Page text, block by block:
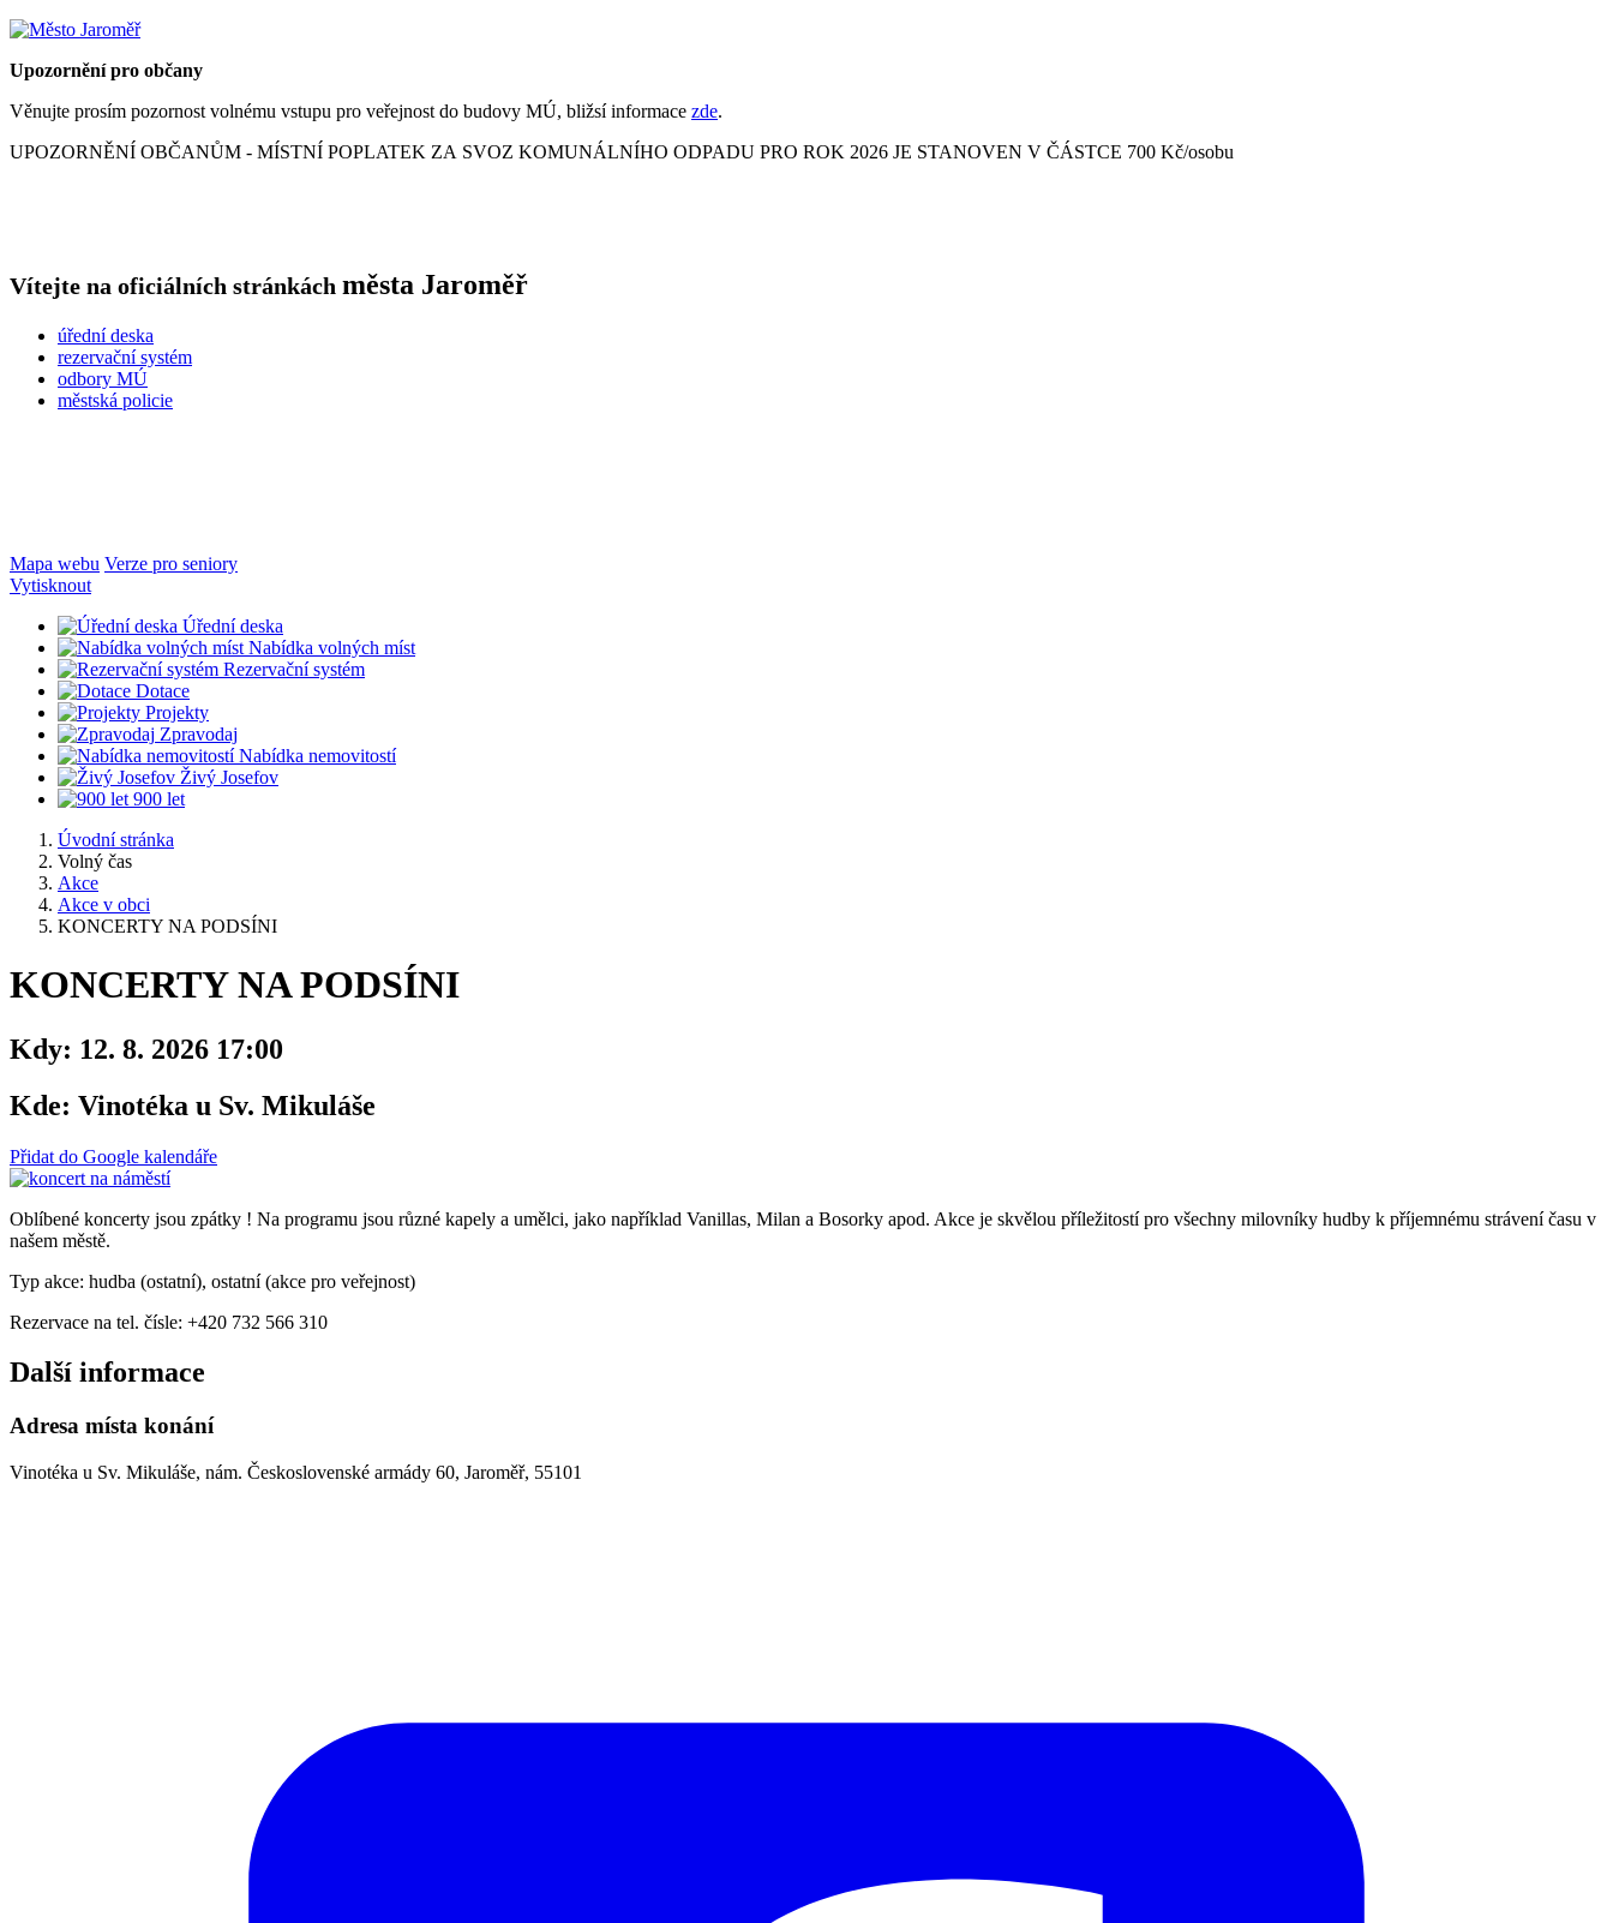
Upozornění pro občany
Věnujte prosím pozornost volnému vstupu pro veřejnost do budovy MÚ, bližsí informace zde.
UPOZORNĚNÍ OBČANŮM - MÍSTNÍ POPLATEK ZA SVOZ KOMUNÁLNÍHO ODPADU PRO ROK 2026 JE STANOVEN V ČÁSTCE 700 Kč/osobu
Vítejte na oficiálních stránkách města Jaroměř
úřední deska
rezervační systém
odbory MÚ
městská policie
Mapa webu Verze pro seniory
Vytisknout
Úřední deska
Nabídka volných míst
Rezervační systém
Dotace
Projekty
Zpravodaj
Nabídka nemovitostí
Živý Josefov
900 let
Úvodní stránka
Volný čas
Akce
Akce v obci
KONCERTY NA PODSÍNI
KONCERTY NA PODSÍNI
Kdy: 12. 8. 2026 17:00
Kde: Vinotéka u Sv. Mikuláše
Přidat do Google kalendáře
Oblíbené koncerty jsou zpátky ! Na programu jsou různé kapely a umělci, jako například Vanillas, Milan a Bosorky apod. Akce je skvělou příležitostí pro všechny milovníky hudby k příjemnému strávení času v
našem městě.
Typ akce: hudba (ostatní), ostatní (akce pro veřejnost)
Rezervace na tel. čísle: +420 732 566 310
Další informace
Adresa místa konání
Vinotéka u Sv. Mikuláše, nám. Československé armády 60, Jaroměř, 55101